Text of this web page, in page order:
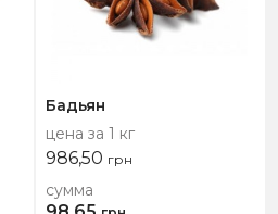
Бадьян
цена за 1 кг
986,50 грн
сумма